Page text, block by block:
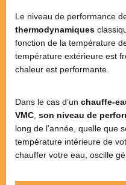
Le niveau de performance
thermodynamiques
fonction de la température
température extérieure est
chaleur est performante.
Dans le cas d’un chauffe-
VMC son niveau de
long de l’année, quelle que
température intérieure de
chauffer votre eau, oscille